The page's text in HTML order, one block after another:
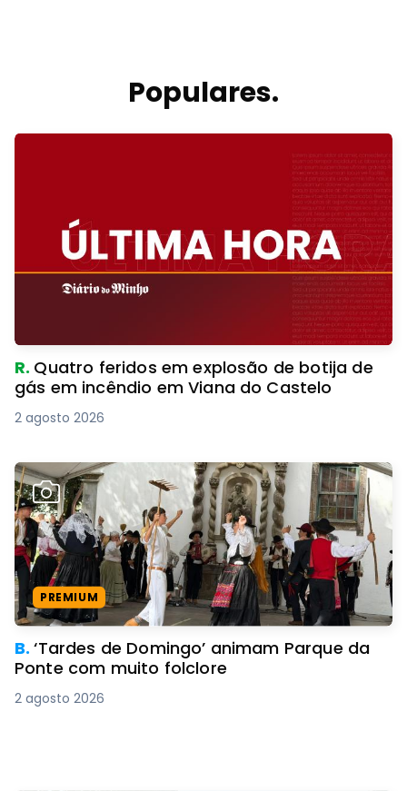
Populares.
R. Quatro feridos em explosão de botija de
gás em incêndio em Viana do Castelo
2 agosto 2026
PREMIUM
B.‘Tardes de Domingo’ animam Parque da
Ponte com muito folclore
2 agosto 2026